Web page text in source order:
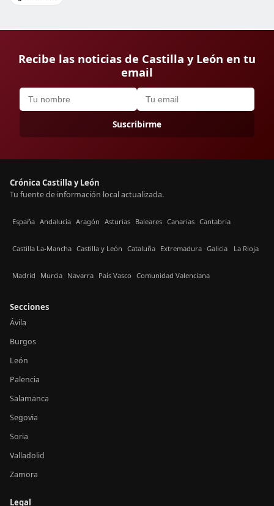
Recibe las noticias de Castilla y León en tu
email
Suscribirme
Crónica Castilla y León
Tu fuente de información local actualizada.
España Andalucía Aragón Asturias Baleares Canarias Cantabria
Castilla La-Mancha Castilla y León Cataluña Extremadura Galicia La Rioja
Madrid Murcia Navarra País Vasco Comunidad Valenciana
Secciones
Ávila
Burgos
León
Palencia
Salamanca
Segovia
Soria
Valladolid
Zamora
Legal